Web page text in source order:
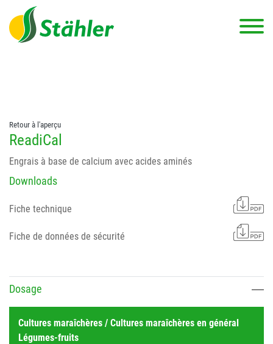
string(78) "Test 12 {FONT:12} // Dosierungen: test 123 dfasdf
asdfW134 245 34" string(62) "Test 12 {FONT:12} Dosierungen: test
123 dfasdf asdfW134 245 34"
Retour à l'aperçu
ReadiCal
Engrais à base de calcium avec acides aminés
Downloads
Fiche technique
Fiche de données de sécurité
Dosage
Cultures maraîchères / Cultures maraîchères en général
Légumes-fruits